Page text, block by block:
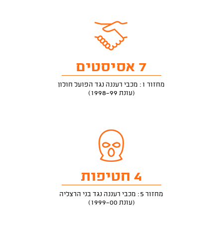
7 אסיסטים
מחזור 1: מכבי רעננה נגד הפועל חולון
(עונת 1998-99)
4 חטיפות
מחזור 5: מכבי רעננה נגד בני הרצליה
(עונת 1999-00)